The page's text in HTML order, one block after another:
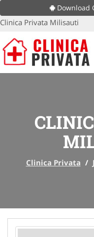
Download
Clinica Privata Milisauti
Clinica Privata /